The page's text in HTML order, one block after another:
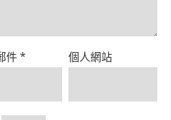
件* 個人網站